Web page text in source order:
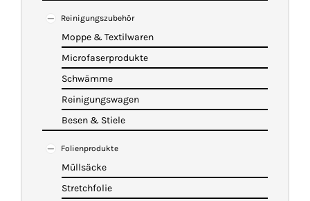
Reinigungszubehör
Moppe & Textilwaren
Microfaserprodukte
Schwämme
Reinigungswagen
Besen & Stiele
Folienprodukte
Müllsäcke
Stretchfolie